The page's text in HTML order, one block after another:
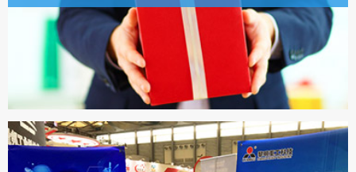
黎明重工欢迎您莅临公司展位，因此特意备下精美礼品彰显结
交诚意。在这里，您可以休憩品茗，与我们的技术工程师共同
探讨行业发展方向。